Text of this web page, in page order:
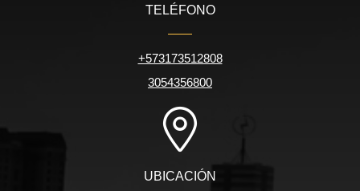
TELÉFONO
+573173512808
3054356800
UBICACIÓN